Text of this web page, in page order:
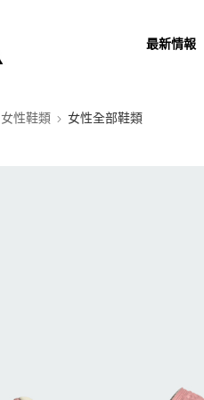
最新情報
女性鞋類 女性全部鞋類